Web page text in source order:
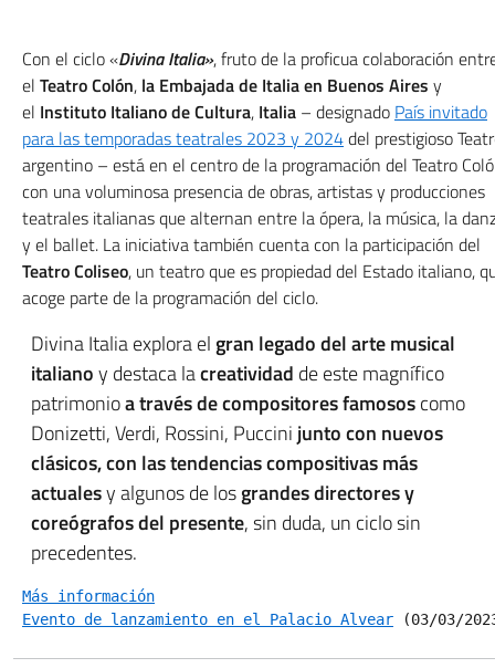
Con el ciclo «Divina Italia», fruto de la proficua colaboración
el Teatro Colón, la Embajada de Italia en Buenos Aires y
el Instituto Italiano de Cultura, Italia – designado País invitado
para las temporadas teatrales 2023 y 2024del prestigioso
argentino – está en el centro de la programación del Teatro
con una voluminosa presencia de obras, artistas y producciones
teatrales italianas que alternan entre la ópera, la música, la
y el ballet. La iniciativa también cuenta con la participación del
Teatro Coliseo, un teatro que es propiedad del Estado italiano,
acoge parte de la programación del ciclo.
Divina Italia explora el gran legado del arte musical
italianoy destaca lacreatividad de este magnífico
patrimonioa través de compositores famososcomo
Donizetti, Verdi, Rossini, Puccini junto con nuevos
clásicos, con las tendencias compositivas más
actualesy algunos de losgrandes directores y
coreógrafos del presente, sin duda, un ciclo sin
precedentes.
Más información
Evento de lanzamiento en el Palacio Alvear (03/03/